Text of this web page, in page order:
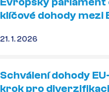
klíčové dohody mezi
21. 1. 2026
Schválení dohody
krok pro